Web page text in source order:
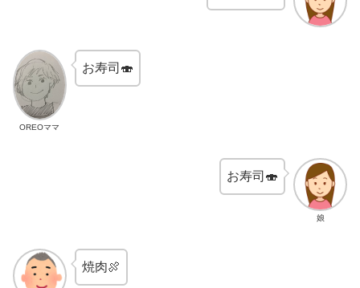
OREOママ
お寿司🍣
娘
お寿司🍣
焼肉🍖